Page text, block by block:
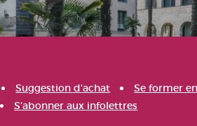
Suggestion d'achat
Se former
S'abonner aux infolettres